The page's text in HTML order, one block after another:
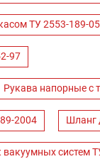
ТУ 2553-189-
97
Рукава напорные с
2004 Шланг
систем